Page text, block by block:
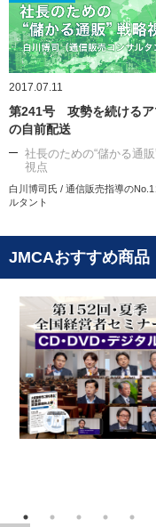
2017.07.11
第241号 攻勢を続けるア
の自前配送
社長のための“儲かる通販
視点
白川博司氏 / 通信販売指導の
ルタント
JMCAおすすめ商品